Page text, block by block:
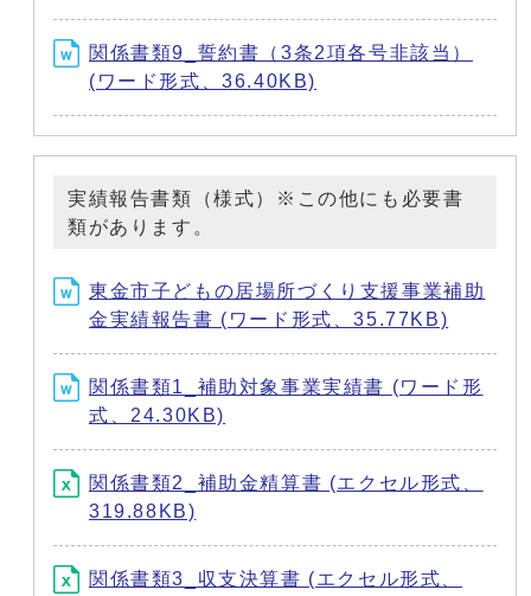
関係書類9_誓約書（3条2項各号非該当）
(ワード形式、36.40KB)
実績報告書類（様式）※この他にも必要書
類があります。
東金市子どもの居場所づくり支援事業補助
金実績報告書 (ワード形式、35.77KB)
関係書類1_補助対象事業実績書 (ワード形
式、24.30KB)
関係書類2_補助金精算書 (エクセル形式、
319.88KB)
関係書類3_収支決算書 (エクセル形式、